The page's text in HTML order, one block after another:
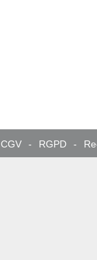
CGV - RGPD -